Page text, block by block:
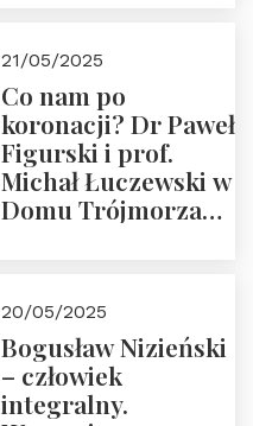
Zapraszamy do
zapisów.
21/05/2025
Co nam po
koronacji? Dr Paweł
Figurski i prof.
Michał Łuczewski w
Domu Trójmorza
20/05/2025
Bogusław Nizieński
– człowiek
integralny.